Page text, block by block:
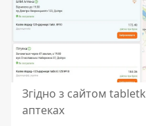
Згідно з сайтом
аптеках